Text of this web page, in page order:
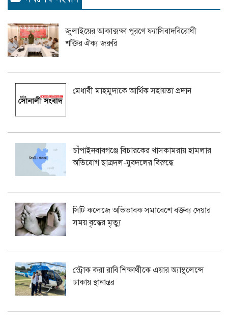
জুলাইয়ের আকাক্সক্ষা পূরণে ফ্যাসিবাদবিরোধী
শক্তির ঐক্য জরুরি
মেধাবী মাহমুদাকে আর্থিক সহায়তা প্রদান
চাঁপাইনবাবগঞ্জে বিচারকের খাসকামরায় হামলার
অভিযোগ ছাত্রদল-যুবদলের বিরুদ্ধে
সিটি কলেজে অভিভাবক সমাবেশে বক্তব্য দেয়ার
সময় বৃদ্ধের মৃত্যু
স্ট্রোক করা রাবি শিক্ষার্থীকে এয়ার অ্যাম্বুলেন্সে
ঢাকায় স্থানান্তর